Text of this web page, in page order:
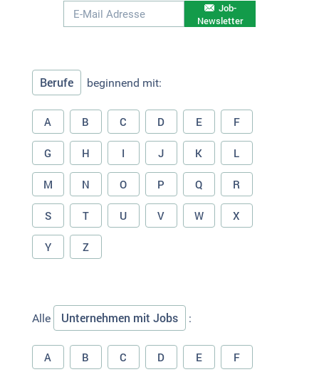
Job-
Newsletter
Berufe beginnend mit:
A B C D E F
G H I J K L
M N O P Q R
S T U V W X
Y Z
Alle Unternehmen mit Jobs :
A B C D E F